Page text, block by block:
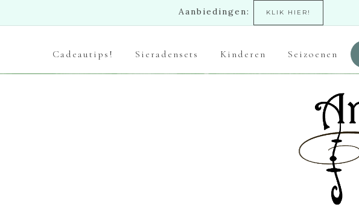
Aanbiedingen: KLIK HIER!
Cadeautips! Sieradensets Kinderen Seizoenen